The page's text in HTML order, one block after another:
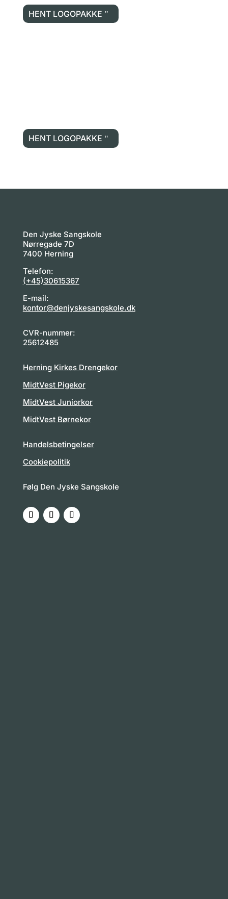
HENT LOGOPAKKE
HENT LOGOPAKKE
Den Jyske Sangskole
Nørregade 7D
7400 Herning
Telefon:
(+45)30615367
E-mail:
kontor@denjyskesangskole.dk
CVR-nummer:
25612485
Herning Kirkes Drengekor
MidtVest Pigekor
MidtVest Juniorkor
MidtVest Børnekor
Handelsbetingelser
Cookiepolitik
Følg Den Jyske Sangskole